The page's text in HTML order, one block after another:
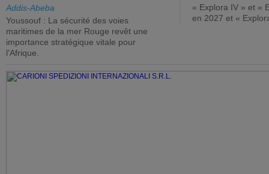
Addis-Abeba
Youssouf : La sécurité des voies
maritimes de la mer Rouge revêt une
importance stratégique vitale pour
l'Afrique.
« Explora IV » et «
en 2027 et «